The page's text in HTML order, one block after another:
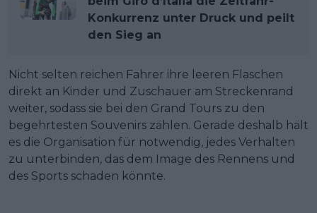
Konkurrenz unter Druck und peilt
den Sieg an
Nicht selten reichen Fahrer ihre leeren Flaschen
direkt an Kinder und Zuschauer am Streckenrand
weiter, sodass sie bei den Grand Tours zu den
begehrtesten Souvenirs zählen. Gerade deshalb hält
es die Organisation für notwendig, jedes Verhalten
zu unterbinden, das dem Image des Rennens und
des Sports schaden könnte.